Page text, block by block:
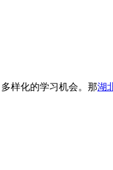
样化的学习机会。那湖